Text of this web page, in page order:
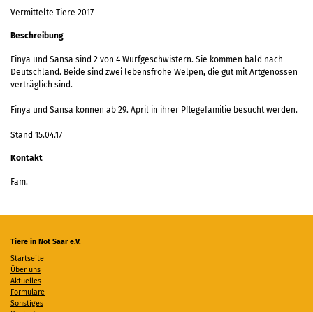
Vermittelte Tiere 2017
Beschreibung
Finya und Sansa sind 2 von 4 Wurfgeschwistern. Sie kommen bald nach
Deutschland. Beide sind zwei lebensfrohe Welpen, die gut mit Artgenossen
verträglich sind.
Finya und Sansa können ab 29. April in ihrer Pflegefamilie besucht werden.
Stand 15.04.17
Kontakt
Fam.
Tiere in Not Saar e.V.
Startseite
Über uns
Aktuelles
Formulare
Sonstiges